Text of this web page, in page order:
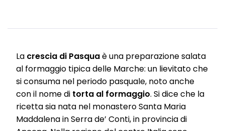
La crescia di Pasquaè una preparazione salata
al formaggio tipica delle Marche: un lievitato che
si consuma nel periodo pasquale, noto anche
con il nome di torta al formaggio. Si dice che la
ricetta sia nata nel monastero Santa Maria
Maddalena in Serra de’ Conti, in provincia di